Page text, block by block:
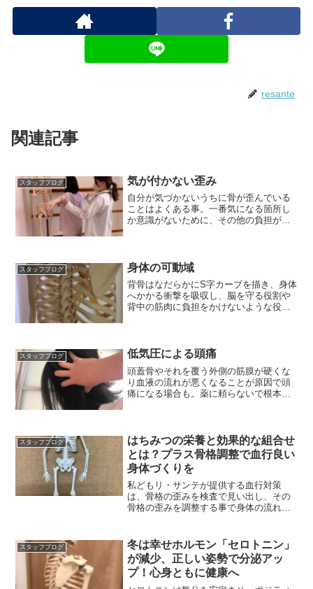
resante
関連記事
スタッフブログ 気が付かない歪み
自分が気づかないうちに骨が歪んでいる
ことはよくある事。一番気になる箇所し
か意識がないために、その他の負担が大
スタッフブログ 身体の可動域
背骨はなだらかにS字カーブを描き、身体
へかかる衝撃を吸収し、脳を守る役割や
背中の筋肉に負担をかけないような役割
スタッフブログ 低気圧による頭痛
頭蓋骨やそれを覆う外側の筋膜が硬くな
り血液の流れが悪くなることが原因で頭
痛になる場合も。薬に頼らないで根本の
スタッフブログ
はちみつの栄養と効果的な組合せ
とは？プラス骨格調整で血行良い
身体づくりを
私どもリ・サンテが提供する血行対策
は、骨格の歪みを検査で見い出し、その
骨格の歪みを調整する事で身体の流れを
スタッフブログ
冬は幸せホルモン「セロトニン」
が減少、正しい姿勢で分泌アッ
プ！心身ともに健康へ